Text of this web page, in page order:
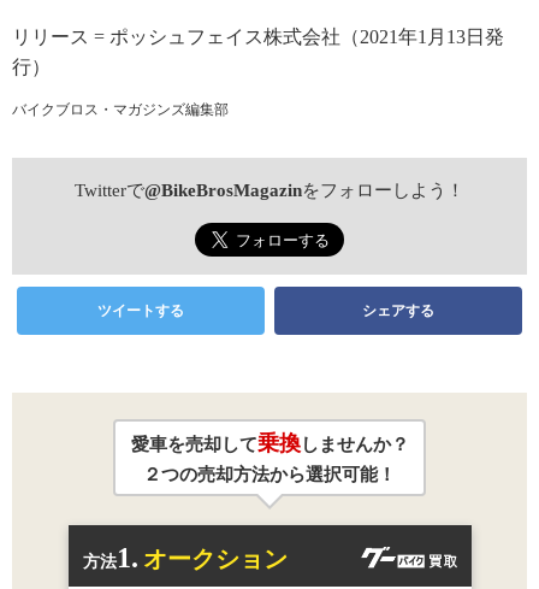
リリース = ポッシュフェイス株式会社（2021年1月13日発
行）
バイクブロス・マガジンズ編集部
Twitterで@BikeBrosMagazinをフォローしよう！
ツイートする シェアする
愛車を売却して乗換しませんか？
２つの売却方法から選択可能！
方法1. オークション